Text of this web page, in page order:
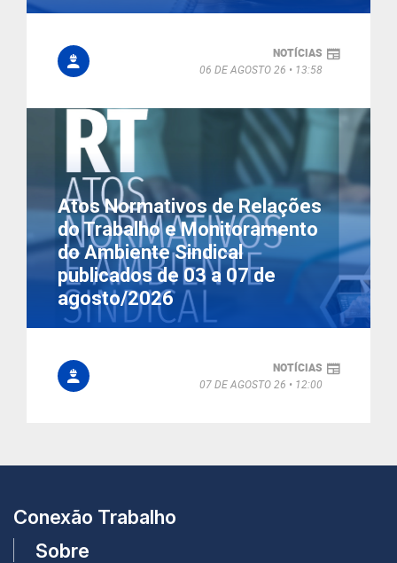
NOTÍCIAS
06 DE AGOSTO 26
13:58
Atos Normativos de Relações
do Trabalho e Monitoramento
do Ambiente Sindical
publicados de 03 a 07 de
agosto/2026
NOTÍCIAS
07 DE AGOSTO 26
12:00
Conexão Trabalho
Sobre